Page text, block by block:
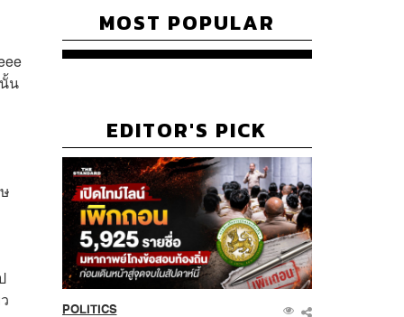
น
MOST POPULAR
EDITOR'S PICK
POLITICS